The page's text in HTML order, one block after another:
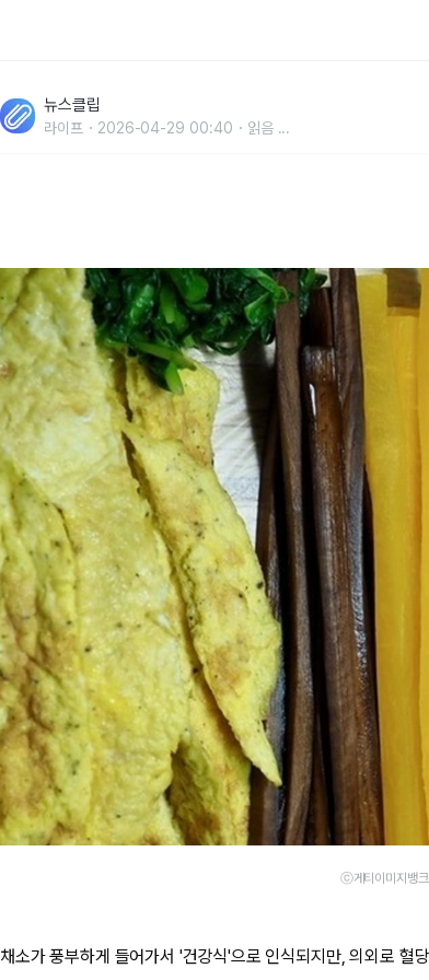
뉴스클립
라이프 2026-04-29 00:40 읽음 ...
ⓒ게티이미지뱅
채소가 풍부하게 들어가서 '건강식'으로 인식되지만, 의외로 혈